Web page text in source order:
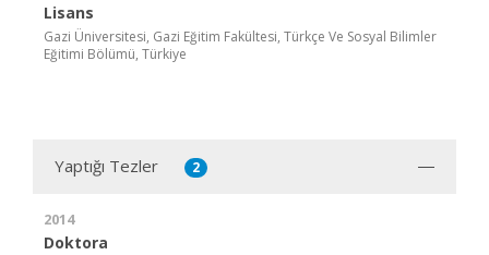
Lisans
Gazi Üniversitesi, Gazi Eğitim Fakültesi, Türkçe Ve Sosyal Bilimler
Eğitimi Bölümü, Türkiye
Yaptığı Tezler 2
2014
Doktora